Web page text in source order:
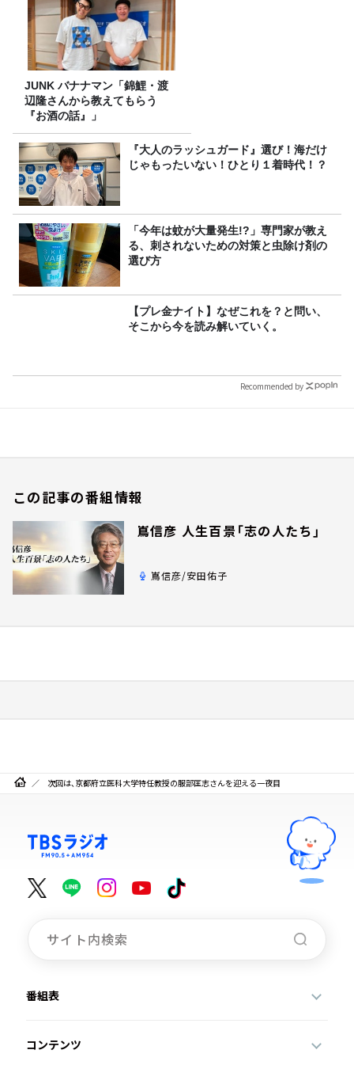
JUNK バナナマン「錦鯉・渡
辺隆さんから教えてもらう
『お酒の話』」
『大人のラッシュガード』選び！海だけ
じゃもったいない！ひとり１着時代！？
「今年は蚊が大量発生!?」専門家が教え
る、刺されないための対策と虫除け剤の
選び方
【プレ金ナイト】なぜこれを？と問い、
そこから今を読み解いていく。
Recommended by
この記事の番組情報
嶌信彦 人生百景「志の人たち」
嶌信彦/安田佑子
次回は、京都府立医科大学特任教授の服部匡志さんを迎える一夜目
番組表
コンテンツ